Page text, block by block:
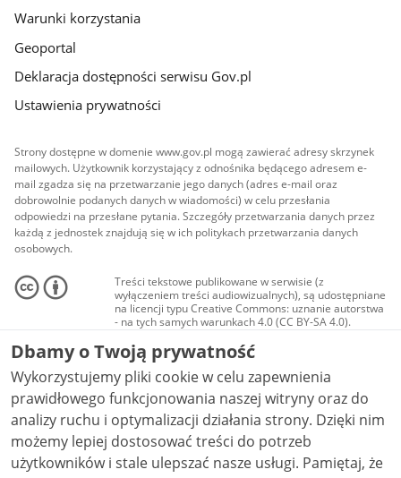
Warunki korzystania
Geoportal
Deklaracja dostępności serwisu Gov.pl
Ustawienia prywatności
Strony dostępne w domenie www.gov.pl mogą zawierać adresy skrzynek
mailowych. Użytkownik korzystający z odnośnika będącego adresem e-
mail zgadza się na przetwarzanie jego danych (adres e-mail oraz
dobrowolnie podanych danych w wiadomości) w celu przesłania
odpowiedzi na przesłane pytania. Szczegóły przetwarzania danych przez
każdą z jednostek znajdują się w ich politykach przetwarzania danych
osobowych.
Treści tekstowe publikowane w serwisie (z
wyłączeniem treści audiowizualnych), są udostępniane
na licencji typu Creative Commons: uznanie autorstwa
- na tych samych warunkach 4.0 (CC BY-SA 4.0).
Materiały audiowizualne, w tym zdjęcia, materiały
audio i wideo, są udostępniane na licencji typu
Creative Commons: uznanie autorstwa użycie
niekomercyjne - bez utworów zależnych 4.0 (CC BY-
NC-ND 4.0), o ile nie jest to stwierdzone inaczej.
Dbamy o Twoją prywatność
Wykorzystujemy pliki cookie w celu zapewnienia
prawidłowego funkcjonowania naszej witryny oraz do
analizy ruchu i optymalizacji działania strony. Dzięki nim
możemy lepiej dostosować treści do potrzeb
użytkowników i stale ulepszać nasze usługi. Pamiętaj, że